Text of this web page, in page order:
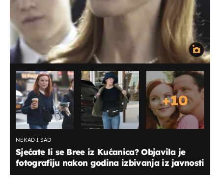
+10
NEKAD I SAD
Sjećate li se Bree iz Kućanica? Objavila je
fotografiju nakon godina izbivanja iz javnosti